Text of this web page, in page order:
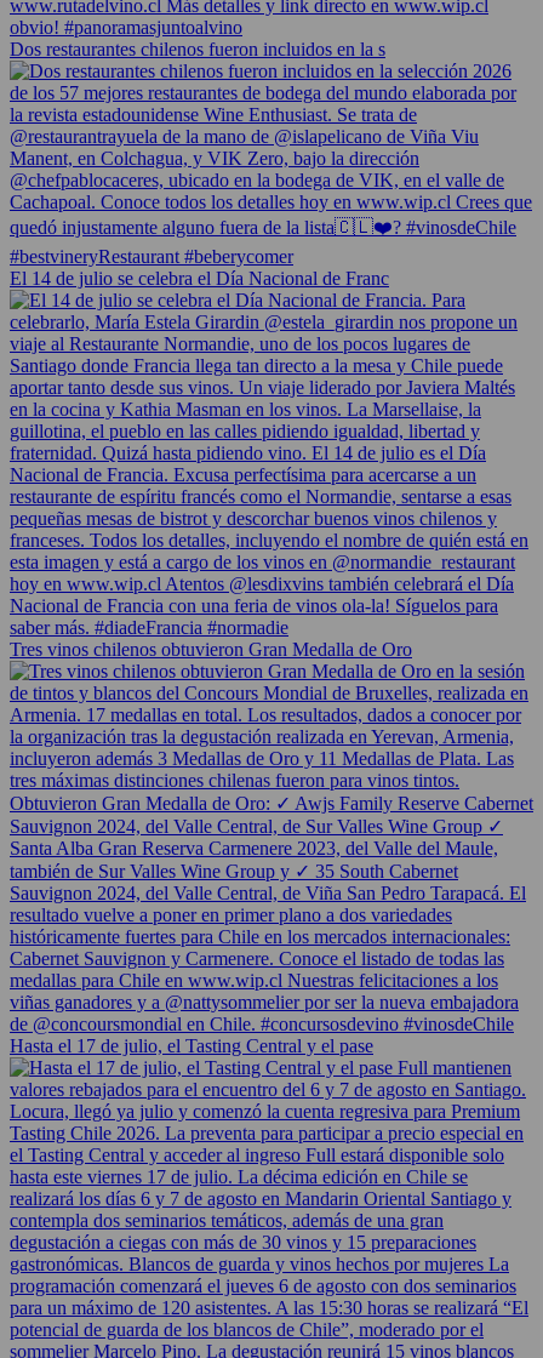
Dos restaurantes chilenos fueron incluidos en la s
El 14 de julio se celebra el Día Nacional de Franc
Tres vinos chilenos obtuvieron Gran Medalla de Oro
Hasta el 17 de julio, el Tasting Central y el pase